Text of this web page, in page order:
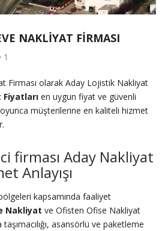
NAKLIYAT FIRMASI
1
Firması olarak Aday Lojistik Nakliyat
en uygun fiyat ve güvenli
müşterilerine en kaliteli hizmet
firması Aday Nakliyat
Anlayışı
kapsamında faaliyet
Nakliyat ve Ofisten Ofise Nakliyat
asansörlü ve paketleme